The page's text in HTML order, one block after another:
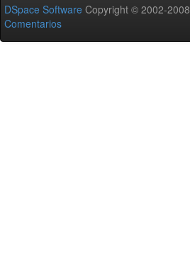
DSpace Software Copyright © 2002-2008
Comentarios